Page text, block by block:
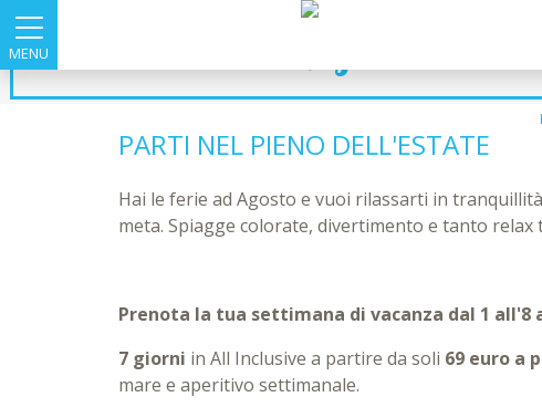
MENU Inizio Agosto tutto
PARTI NEL PIENO DELL'ESTATE
Hai le ferie ad Agosto e vuoi rilassarti in
meta. Spiagge colorate, divertimento e tanto relax
Prenota la tua settimana di vacanza dal 1 all'8
7 giorni in All Inclusive a partire da soli 69 euro a
mare e aperitivo settimanale.